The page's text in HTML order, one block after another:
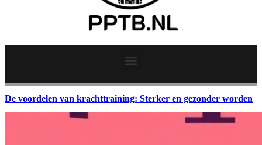
De voordelen van krachttraining: Sterker en gezonder worden